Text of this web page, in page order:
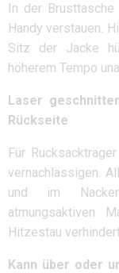
In der
Handy verstauen.
Sitz der Jacke
höherem Tempo
Laser
Rückseite
Für
vernachlässigen.
und im
atmungsaktiven
Hitzestau
Kann über oder